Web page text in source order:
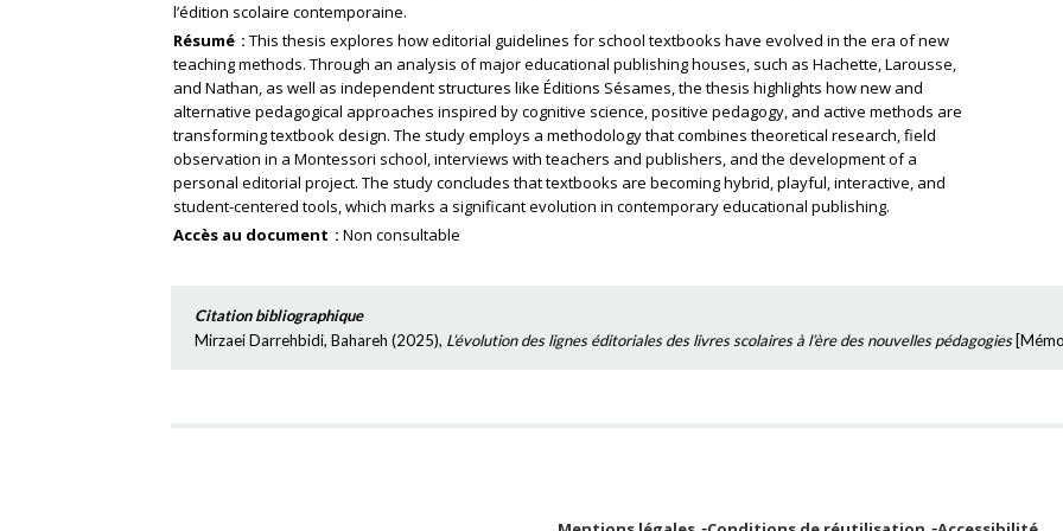
l’édition scolaire contemporaine.
Résumé
This thesis explores how editorial guidelines for school textbooks have evolved in the era of new
teaching methods. Through an analysis of major educational publishing houses, such as Hachette, Larousse,
and Nathan, as well as independent structures like Éditions Sésames, the thesis highlights how new and
alternative pedagogical approaches inspired by cognitive science, positive pedagogy, and active methods are
transforming textbook design. The study employs a methodology that combines theoretical research, field
observation in a Montessori school, interviews with teachers and publishers, and the development of a
personal editorial project. The study concludes that textbooks are becoming hybrid, playful, interactive, and
student-centered tools, which marks a significant evolution in contemporary educational publishing.
Accès au document
Non consultable
Citation bibliographique
Mirzaei Darrehbidi, Bahareh (2025), L’évolution des lignes éditoriales des livres scolaires à l’ère des nouvelles pédagogies[